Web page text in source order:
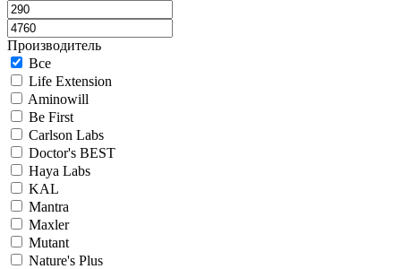
Производитель
Все
Life Extension
Aminowill
Be First
Carlson Labs
Doctor's BEST
Haya Labs
KAL
Mantra
Maxler
Mutant
Nature's Plus